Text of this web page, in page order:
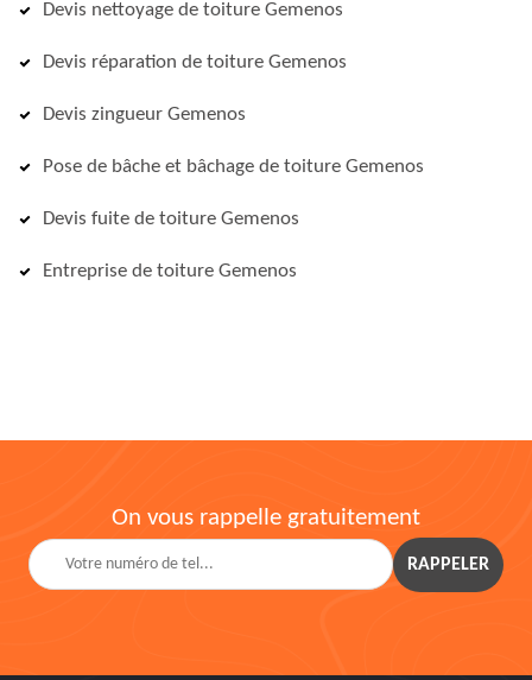
Devis nettoyage de toiture Gemenos
Devis réparation de toiture Gemenos
Devis zingueur Gemenos
Pose de bâche et bâchage de toiture Gemenos
Devis fuite de toiture Gemenos
Entreprise de toiture Gemenos
On vous rappelle gratuitement